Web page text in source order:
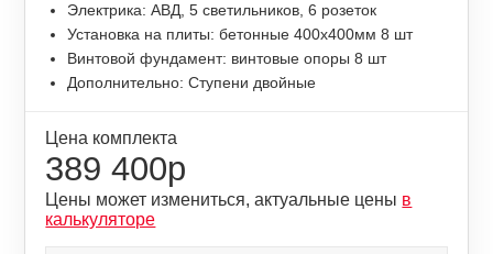
Электрика: АВД, 5 светильников, 6 розеток
Установка на плиты: бетонные 400х400мм 8 шт
Винтовой фундамент: винтовые опоры 8 шт
Дополнительно: Ступени двойные
Цена комплекта
389 400р
Цены может измениться, актуальные цены в
калькуляторе